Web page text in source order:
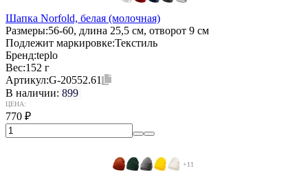
Шапка Norfold, белая (молочная)
Размеры:56-60, длина 25,5 см, отворот 9 см
Подлежит маркировке:Текстиль
Бренд:teplo
Вес:152 г
Артикул:G-20552.61
В наличии: 899
ЦЕНА:
770 ₽
+11